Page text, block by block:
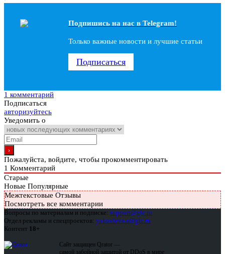
Подпишись на наc в Telegram!
Только важные новости и лучшие статьи
Подписаться
1 комментарий
Подписаться
авторизуйтесь
Уведомить о
Пожалуйста, войдите, чтобы прокомментировать
1 Комментарий
Старые
Новые Популярные
Межтекстовые Отзывы
Посмотреть все комментарии
Вопросы по материалам и подписке: support@glc.ru
Отдел рекламы и спецпроектов: yakovleva.a@glc.ru
Контент 18+
Сайт защищен Qrator —
самой забойной защитой от DDoS в мире